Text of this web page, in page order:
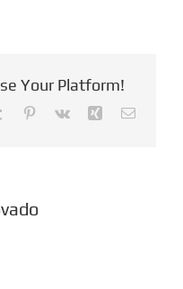
Your Platform!
Tumblr Pinterest
Vk XingEmail